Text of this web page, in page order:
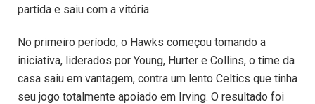
partida e saiu com a vitória.
No primeiro período, o Hawks começou tomando a
iniciativa, liderados por Young, Hurter e Collins, o time da
casa saiu em vantagem, contra um lento Celtics que tinha
seu jogo totalmente apoiado em Irving. O resultado foi